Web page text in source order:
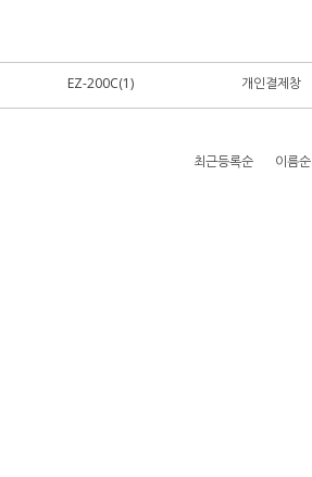
EZ-200C(1) 개인결제창
최근등록순 이름순